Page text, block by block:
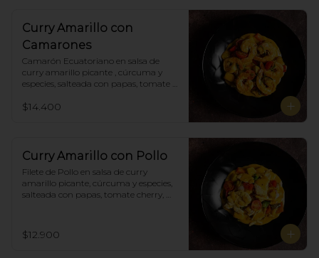
Curry Amarillo con
Camarones
Camarón Ecuatoriano en salsa de
curry amarillo picante , cúrcuma y
especies, salteada con papas, tomate
arroz blanco.
$14.400
Curry Amarillo con Pollo
Filete de Pollo en salsa de curry
amarillo picante, cúrcuma y especies,
salteada con papas, tomate cherry,
$12.900